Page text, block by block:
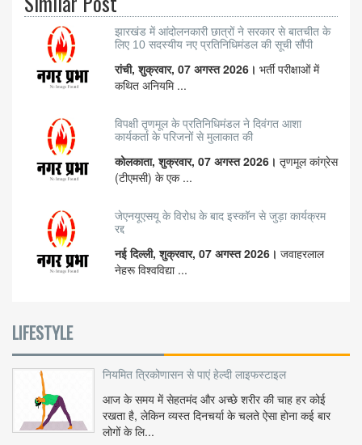
झारखंड में आंदोलनकारी छात्रों ने सरकार से बातचीत के
लिए 10 सदस्यीय नए प्रतिनिधिमंडल की सूची सौंपी
रांची, शुक्रवार, 07 अगस्त 2026। भर्ती परीक्षाओं में
कथित अनियमि ...
विपक्षी तृणमूल के प्रतिनिधिमंडल ने दिवंगत आशा
कार्यकर्ता के परिजनों से मुलाकात की
कोलकाता, शुक्रवार, 07 अगस्त 2026। तृणमूल कांग्रेस
(टीएमसी) के एक ...
जेएनयूएसयू के विरोध के बाद इस्कॉन से जुड़ा कार्यक्रम
रद्द
नई दिल्ली, शुक्रवार, 07 अगस्त 2026। जवाहरलाल
नेहरू विश्वविद्या ...
LIFESTYLE
नियमित त्रिकोणासन से पाएं हेल्दी लाइफस्टाइल
आज के समय में सेहतमंद और अच्छे शरीर की चाह हर कोई
रखता है, लेकिन व्यस्त दिनचर्या के चलते ऐसा होना कई बार
लोगों के लि...